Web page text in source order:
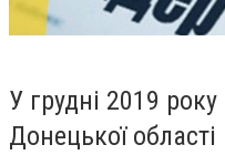
У грудні 2019
Донецької